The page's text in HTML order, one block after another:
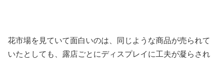
花市場を見ていて面白いのは、同じような商品が売られて
いたとしても、露店ごとにディスプレイに工夫が凝らされ